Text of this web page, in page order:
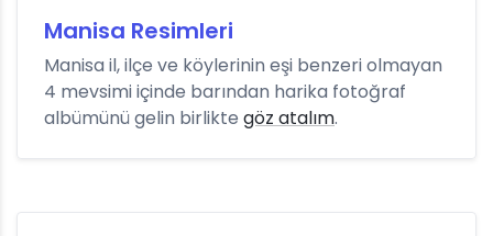
Manisa Resimleri
Manisa il, ilçe ve köylerinin eşi benzeri olmayan
4 mevsimi içinde barından harika fotoğraf
albümünü gelin birlikte göz atalım.